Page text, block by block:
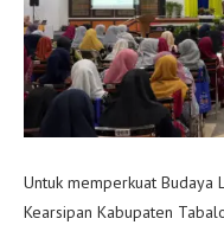
Untuk memperkuat Budaya
Kearsipan Kabupaten